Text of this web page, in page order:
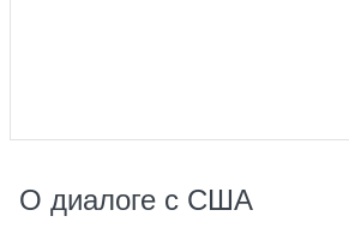
О диалоге с США